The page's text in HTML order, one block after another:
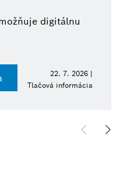
digitálnu
22. 7. 2026 |
Tlačová informácia